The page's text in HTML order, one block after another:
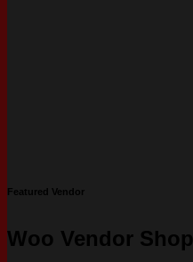
Featured Vendor
Woo Vendor Shop